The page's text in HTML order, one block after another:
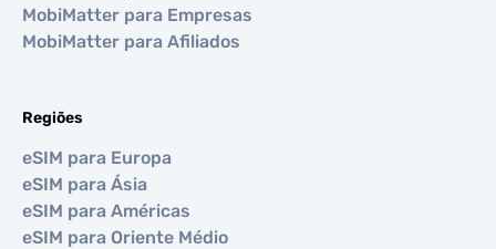
MobiMatter para Empresas
MobiMatter para Afiliados
Regiões
eSIM para Europa
eSIM para Ásia
eSIM para Américas
eSIM para Oriente Médio